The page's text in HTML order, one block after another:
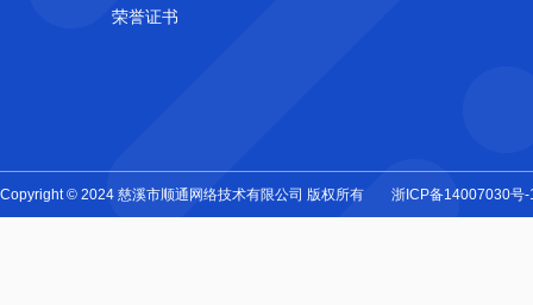
荣誉证书
Copyright © 2024 慈溪市顺通网络技术有限公司 版权所有 浙ICP备14007030号-